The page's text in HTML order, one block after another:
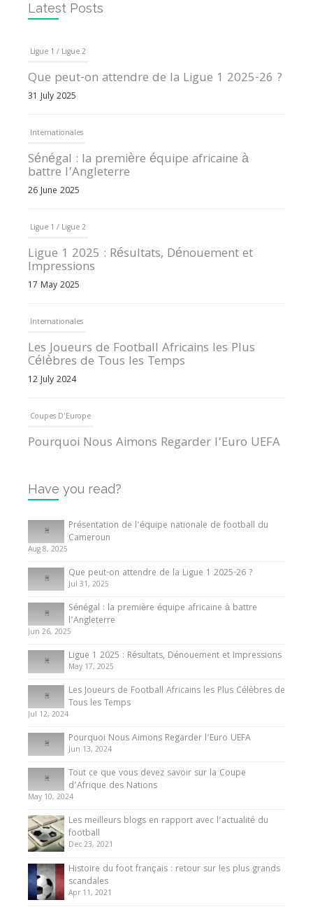
Latest Posts
Ligue 1 / Ligue 2
Que peut-on attendre de la Ligue 1 2025-26 ?
31 July 2025
Internationales
Sénégal : la première équipe africaine à
battre l’Angleterre
26 June 2025
Ligue 1 / Ligue 2
Ligue 1 2025 : Résultats, Dénouement et
Impressions
17 May 2025
Internationales
Les Joueurs de Football Africains les Plus
Célèbres de Tous les Temps
12 July 2024
Coupes D'Europe
Pourquoi Nous Aimons Regarder l’Euro UEFA
Internationales
Tout ce que vous devez savoir sur la Coupe
d’Afrique des Nations
10 May 2024
Internationales
Présentation de l’équipe nationale de football
du Cameroun
8 August 2025
Have you read?
Présentation de l’équipe nationale de football du
Cameroun
Aug 8, 2025
Que peut-on attendre de la Ligue 1 2025-26 ?
Jul 31, 2025
Sénégal : la première équipe africaine à battre
l’Angleterre
Jun 26, 2025
Ligue 1 2025 : Résultats, Dénouement et Impressions
May 17, 2025
Les Joueurs de Football Africains les Plus Célèbres de
Tous les Temps
Jul 12, 2024
Pourquoi Nous Aimons Regarder l’Euro UEFA
Jun 13, 2024
Tout ce que vous devez savoir sur la Coupe
d’Afrique des Nations
May 10, 2024
Les meilleurs blogs en rapport avec l’actualité du
football
Dec 23, 2021
Histoire du foot français : retour sur les plus grands
scandales
Apr 11, 2021